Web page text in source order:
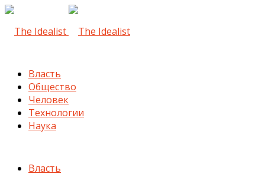
Власть
Общество
Человек
Технологии
Наука
Власть